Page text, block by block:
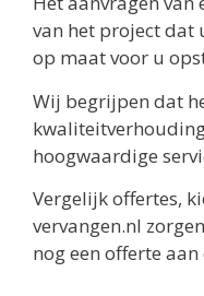
van het project dat
op maat voor u
Wij begrijpen dat
hoogwaardige
Vergelijk offertes,
vervangen.nl
nog een offerte